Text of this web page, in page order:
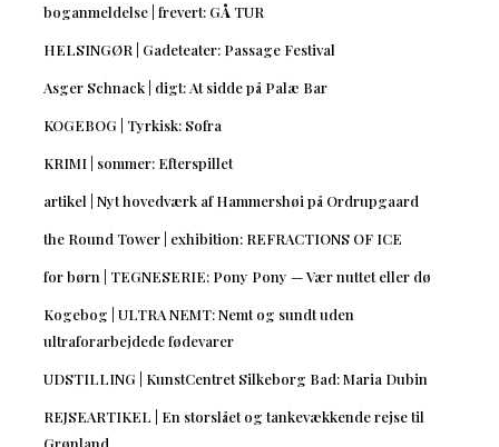
boganmeldelse | frevert: GÅ TUR
HELSINGØR | Gadeteater: Passage Festival
Asger Schnack | digt: At sidde på Palæ Bar
KOGEBOG | Tyrkisk: Sofra
KRIMI | sommer: Efterspillet
artikel | Nyt hovedværk af Hammershøi på Ordrupgaard
the Round Tower | exhibition: REFRACTIONS OF ICE
for børn | TEGNESERIE: Pony Pony — Vær nuttet eller dø
Kogebog | ULTRA NEMT: Nemt og sundt uden
ultraforarbejdede fødevarer
UDSTILLING | KunstCentret Silkeborg Bad: Maria Dubin
REJSEARTIKEL | En storslået og tankevækkende rejse til
Grønland